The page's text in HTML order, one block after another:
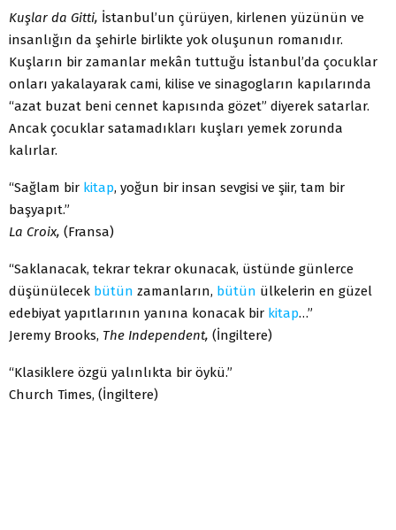
Kuşlar da Gitti, İstanbul’un çürüyen, kirlenen yüzünün ve
insanlığın da şehirle birlikte yok oluşunun romanıdır.
Kuşların bir zamanlar mekân tuttuğu İstanbul’da çocuklar
onları yakalayarak cami, kilise ve sinagogların kapılarında
“azat buzat beni cennet kapısında gözet” diyerek satarlar.
Ancak çocuklar satamadıkları kuşları yemek zorunda
kalırlar.
“Sağlam bir kitap, yoğun bir insan sevgisi ve şiir, tam bir
başyapıt.”
La Croix, (Fransa)
“Saklanacak, tekrar tekrar okunacak, üstünde günlerce
düşünülecek bütün zamanların, bütün ülkelerin en güzel
edebiyat yapıtlarının yanına konacak bir kitap…”
Jeremy Brooks, The Independent, (İngiltere)
“Klasiklere özgü yalınlıkta bir öykü.”
Church Times, (İngiltere)